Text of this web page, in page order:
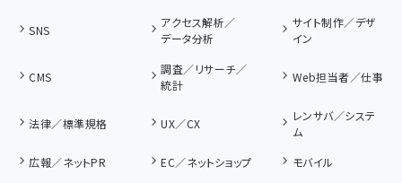
SNS
アクセス解析／
データ分析
サイト制作／デザ
イン
CMS
調査／リサーチ／
統計
Web担当者／仕事
法律／標準規格 UX／CX
レンサバ／システ
ム
広報／ネットPR
EC／ネットショップ
モバイル